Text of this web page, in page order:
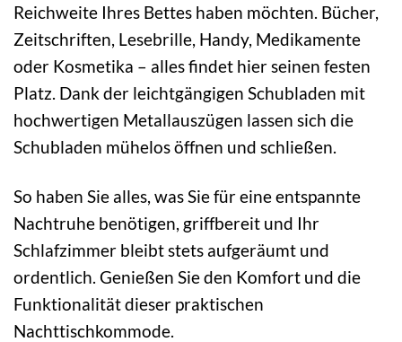
Reichweite Ihres Bettes haben möchten. Bücher,
Zeitschriften, Lesebrille, Handy, Medikamente
oder Kosmetika – alles findet hier seinen festen
Platz. Dank der leichtgängigen Schubladen mit
hochwertigen Metallauszügen lassen sich die
Schubladen mühelos öffnen und schließen.
So haben Sie alles, was Sie für eine entspannte
Nachtruhe benötigen, griffbereit und Ihr
Schlafzimmer bleibt stets aufgeräumt und
ordentlich. Genießen Sie den Komfort und die
Funktionalität dieser praktischen
Nachttischkommode.